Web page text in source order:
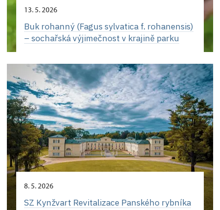
13. 5. 2026
Buk rohanný (Fagus sylvatica f. rohanensis)
– sochařská výjimečnost v krajině parku
8. 5. 2026
SZ Kynžvart Revitalizace Panského rybníka